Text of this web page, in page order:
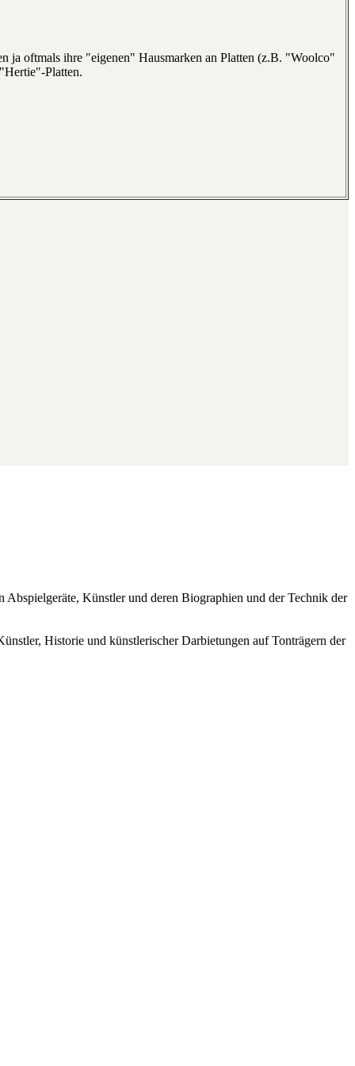
ja oftmals ihre "eigenen" Hausmarken an Platten (z.B. "Woolco"
Platten.
Abspielgeräte, Künstler und deren Biographien und der Technik der
Historie und künstlerischer Darbietungen auf Tonträgern der